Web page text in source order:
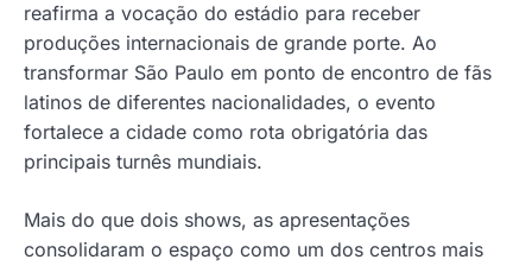
reafirma a vocação do estádio para receber
produções internacionais de grande porte. Ao
transformar São Paulo em ponto de encontro de fãs
latinos de diferentes nacionalidades, o evento
fortalece a cidade como rota obrigatória das
principais turnês mundiais.
Mais do que dois shows, as apresentações
consolidaram o espaço como um dos centros mais